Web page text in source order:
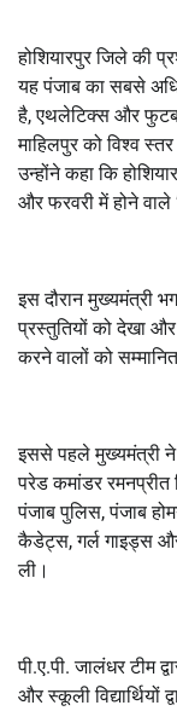
होशियारपुर जिले की
यह पंजाब का सबसे
है, एथलेटिक्स और
माहिलपुर को विश्व
उन्होंने कहा कि
और फरवरी में होने वाले
इस दौरान मुख्यमंत्री
प्रस्तुतियों को देखा और
करने वालों को
इससे पहले मुख्यमंत्री ने
परेड कमांडर रमनप्रीत
पंजाब पुलिस, पंजाब
कैडेट्स, गर्ल गाइड्स
ली।
पी.ए.पी. जालंधर टीम
और स्कूली विद्यार्थियों